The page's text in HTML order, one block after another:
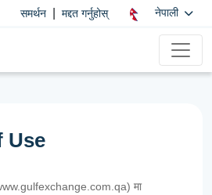
समर्थन मद्दत गर्नुहोस् नेपाली
Use
मा